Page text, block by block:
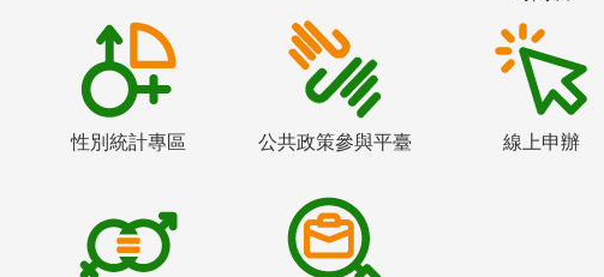
性別統計專區 公共政策參與平臺 線上申辦